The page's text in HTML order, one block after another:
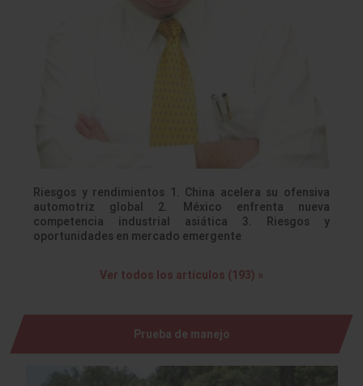
Riesgos y rendimientos 1. China acelera su ofensiva
automotriz global 2. México enfrenta nueva
competencia industrial asiática 3. Riesgos y
oportunidades en mercado emergente
Ver todos los artículos (193) »
Prueba de manejo